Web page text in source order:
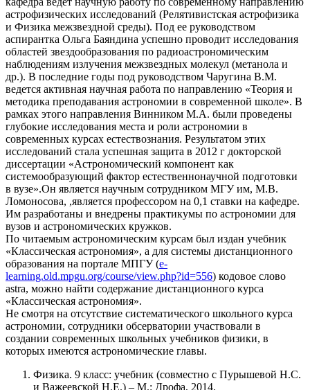
астрофизических исследований (Релятивистская астрофизика
и Физика межзвездной среды). Под ее руководством
аспирантка Ольга Баяндина успешно проводит исследования
областей звездообразования по радиоастрономическим
наблюдениям излучения межзвездных молекул (метанола и
др.). В последние годы под руководством Чаругина В.М.
ведется активная научная работа по направлению «Теория и
методика преподавания астрономии в современной школе». В
рамках этого направления Винником М.А. были проведены
глубокие исследования места и роли астрономии в
современных курсах естествознания. Результатом этих
исследований стала успешная защита в 2012 г докторской
диссертации «Астрономический компонент как
системообразующий фактор естественнонаучной подготовки
в вузе».Он является научным сотрудником МГУ им, М.В.
Ломоносова, ,является профессором на 0,1 ставки на кафедре.
Им разработаны и внедрены практикумы по астрономии для
вузов и астрономических кружков.
По читаемым астрономическим курсам был издан учебник
«Классическая астрономия», а для системы дистанционного
образования на портале МПГУ (e-
learning.old.mpgu.org/course/view.php?id=556) кодовое слово
astra, можно найти содержание дистанционного курса
«Классическая астрономия».
Не смотря на отсутствие систематического школьного курса
астрономии, сотрудники обсерватории участвовали в
создании современных школьных учебников физики, в
которых имеются астрономические главы.
Физика. 9 класс: учебник (совместно с Пурышевой Н.С.
и Важеевской Н.Е.) – М.: Дрофа, 2014.